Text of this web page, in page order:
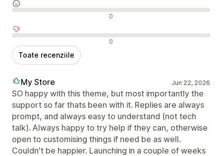
Recenzii neutre 0
Recenzii negative 0
Toate recenziile
My Store Jun 22, 2026
SO happy with this theme, but most importantly the
support so far thats been with it. Replies are always
prompt, and always easy to understand (not tech
talk). Always happy to try help if they can, otherwise
open to customising things if need be as well.
Couldn't be happier. Launching in a couple of weeks